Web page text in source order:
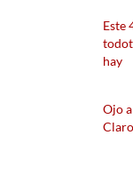
Este
hay
Ojo